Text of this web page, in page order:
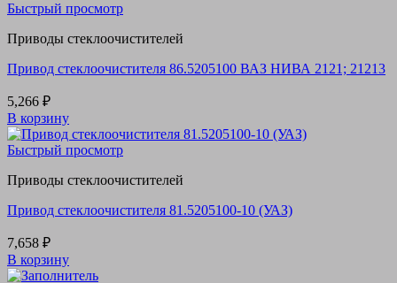
Быстрый просмотр
Приводы стеклоочистителей
Привод стеклоочистителя 86.5205100 ВАЗ НИВА 2121; 21213
5,266 ₽
В корзину
Быстрый просмотр
Приводы стеклоочистителей
Привод стеклоочистителя 81.5205100-10 (УАЗ)
7,658 ₽
В корзину